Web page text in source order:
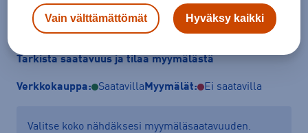
Tarkista saatavuus ja tilaa myymälästä
Verkkokauppa: Saatavilla Myymälät: Ei saatavilla
Valitse koko nähdäksesi myymäläsaatavuuden.
Vain välttämättömät Hyväksy kaikki